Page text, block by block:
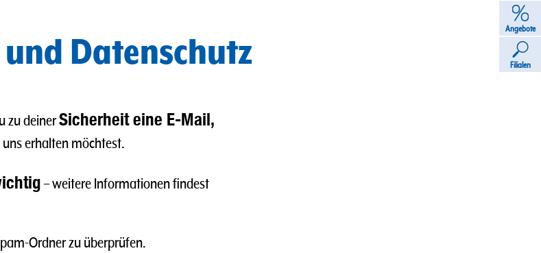
Datenschutz
zu deinerSicherheit eine E-Mail,
erhalten möchtest.
– weitere Informationen findest
Ordner zu überprüfen.
Angebote
Filialen